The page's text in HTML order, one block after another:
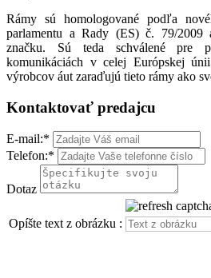
Rámy sú homologované podľa
parlamentu a Rady (ES) č. 79/2009
značku. Sú teda schválené pre
komunikáciách v celej Európskej
výrobcov áut zaraďujú tieto rámy ako
Kontaktovať predajcu
E-mail:*
Telefon:*
Dotaz
Opíšte text z obrázku :